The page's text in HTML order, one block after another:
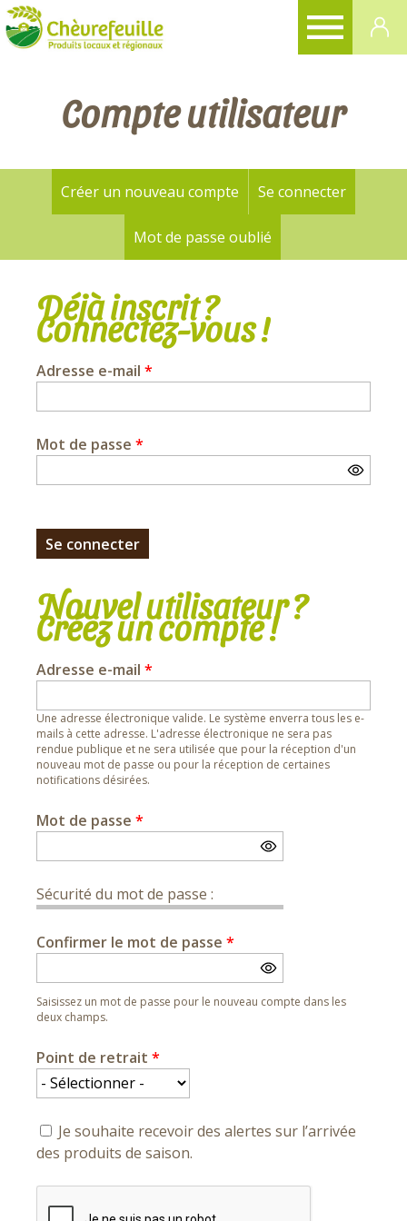
Compte utilisateur
Onglets
principaux
Créer un nouveau compte Se connecter(onglet
Mot de passe oublié
Déjà inscrit ?
Connectez-vous !
Adresse e-mail *
Mot de passe *
Nouvel utilisateur ?
Créez un compte !
Adresse e-mail *
Une adresse électronique valide. Le système enverra tous les e-
mails à cette adresse. L'adresse électronique ne sera pas
rendue publique et ne sera utilisée que pour la réception d'un
nouveau mot de passe ou pour la réception de certaines
notifications désirées.
Mot de passe *
Sécurité du mot de passe :
Confirmer le mot de passe *
Saisissez un mot de passe pour le nouveau compte dans les
deux champs.
Point de retrait *
Je souhaite recevoir des alertes sur l’arrivée
des produits de saison.